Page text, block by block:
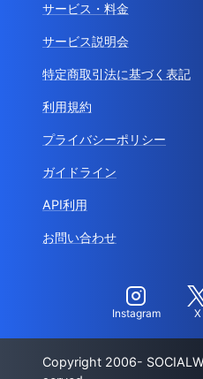
サービス・料金
サービス説明会
特定商取引法に基づく表記
利用規約
プライバシーポリシー
ガイドライン
API利用
お問い合わせ
Instagram X
Copyright 2006-